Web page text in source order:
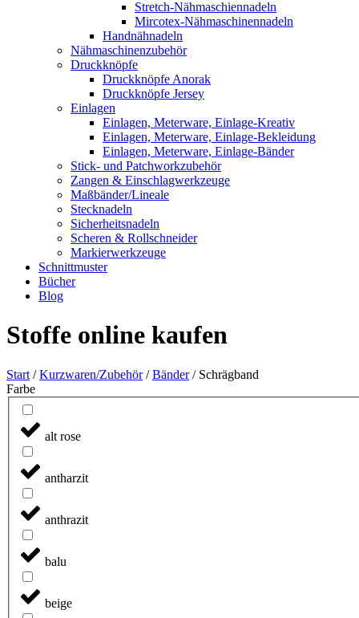
Stretch-Nähmaschiennadeln
Mircotex-Nähmaschinennadeln
Handnähnadeln
Nähmaschinenzubehör
Druckknöpfe
Druckknöpfe Anorak
Druckknöpfe Jersey
Einlagen
Einlagen, Meterware, Einlage-Kreativ
Einlagen, Meterware, Einlage-Bekleidung
Einlagen, Meterware, Einlage-Bänder
Stick- und Patchworkzubehör
Zangen & Einschlagwerkzeuge
Maßbänder/Lineale
Stecknadeln
Sicherheitsnadeln
Scheren & Rollschneider
Markierwerkzeuge
Schnittmuster
Bücher
Blog
Stoffe online kaufen
Start /Kurzwaren/Zubehör/Bänder/ Schrägband
Farbe
alt rose
antharzit
anthrazit
balu
beige